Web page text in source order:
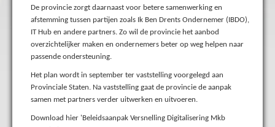
De provincie zorgt daarnaast voor betere samenwerking en
afstemming tussen partijen zoals Ik Ben Drents Ondernemer (IBDO),
IT Hub en andere partners. Zo wil de provincie het aanbod
overzichtelijker maken en ondernemers beter op weg helpen naar
passende ondersteuning.
Het plan wordt in september ter vaststelling voorgelegd aan
Provinciale Staten. Na vaststelling gaat de provincie de aanpak
samen met partners verder uitwerken en uitvoeren.
Download hier 'Beleidsaanpak Versnelling Digitalisering Mkb